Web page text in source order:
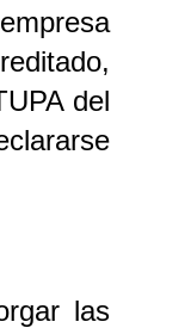
del
las